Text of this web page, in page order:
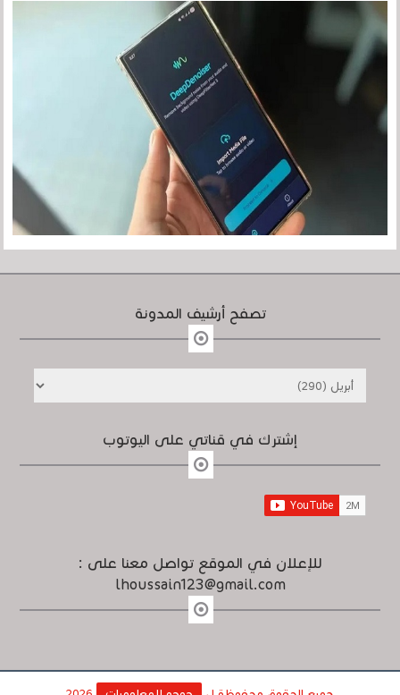
تصفح أرشيف المدونة
إشترك في قناتي على اليوتوب
للإعلان في الموقع تواصل معنا على :
lhoussain123@gmail.com